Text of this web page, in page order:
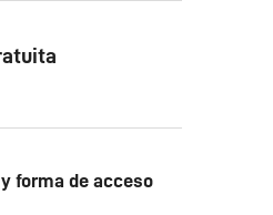
forma de acceso